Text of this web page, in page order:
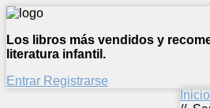
Los libros más vendidos y
literatura infantil.
Entrar Registrarse
Inicio